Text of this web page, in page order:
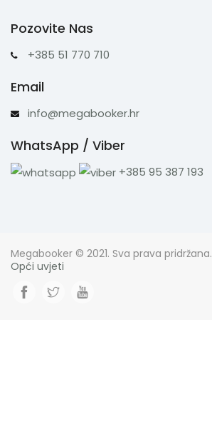
Pozovite Nas
+385 51 770 710
Email
info@megabooker.hr
WhatsApp / Viber
+385 95 387 193
Megabooker © 2021. Sva prava pridržana.
Opći uvjeti